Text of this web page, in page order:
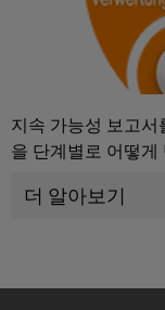
계.
건
인
프
인
에
지
컴
퓨
팅
Industrial
5G
글
시
스
템
구
성
요
이
속
배
송
비
스
팅
이
벤
트
프
로
모
시
능
성
이
드
뮬
러
데
지속 가능성 보고
을 단계별로 어떻
더 알아보기